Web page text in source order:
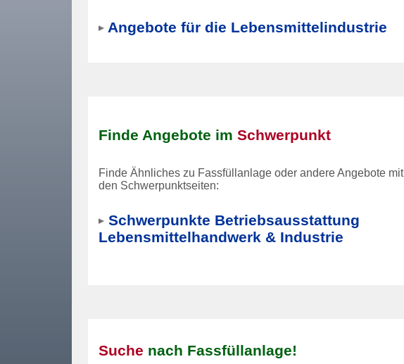
Angebote für die Lebensmittelindustrie
Finde Angebote im Schwerpunkt
Finde Ähnliches zu Fassfüllanlage oder andere Angebote mit
den Schwerpunktseiten:
Schwerpunkte Betriebsausstattung
Lebensmittelhandwerk & Industrie
Suche nach Fassfüllanlage!